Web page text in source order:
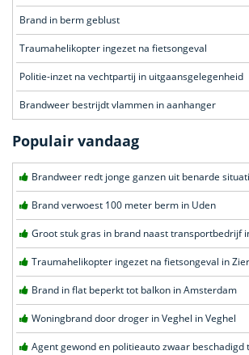
Brand in berm geblust
Traumahelikopter ingezet na fietsongeval
Politie-inzet na vechtpartij in uitgaansgelegenheid
Brandweer bestrijdt vlammen in aanhanger
Populair vandaag
Brand verwoest 100 meter berm in Uden
Traumahelikopter ingezet na fietsongeval in
Brand in flat beperkt tot balkon in Amsterdam
Woningbrand door droger in Veghel in Veghel